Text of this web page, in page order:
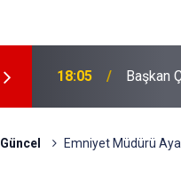
17:01 CHP
Güncel Emniyet Müdürü